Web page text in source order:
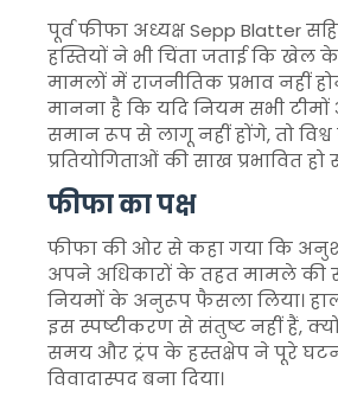
पूर्व फीफा अध्यक्षSepp Blatter
हस्तियों ने भी चिंता जताई कि
मामलों में राजनीतिक प्रभाव नहीं
मानना है कि यदि नियम सभी टीमों
समान रूप से लागू नहीं होंगे, तो
प्रतियोगिताओं की साख प्रभावित हो
फीफा का पक्ष
फीफा की ओर से कहा गया कि
अपने अधिकारों के तहत मामले की
नियमों के अनुरूप फैसला लिया।
इस स्पष्टीकरण से संतुष्ट नहीं हैं,
समय और ट्रंप के हस्तक्षेप ने पूरे
विवादास्पद बना दिया।